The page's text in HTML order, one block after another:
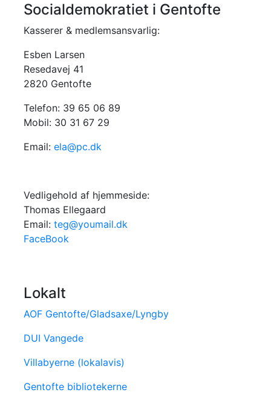
Socialdemokratiet i Gentofte
Kasserer & medlemsansvarlig:
Esben Larsen
Resedavej 41
2820 Gentofte
Telefon: 39 65 06 89
Mobil: 30 31 67 29
Email: ela@pc.dk
Vedligehold af hjemmeside:
Thomas Ellegaard
Email: teg@youmail.dk
FaceBook
Lokalt
AOF Gentofte/Gladsaxe/Lyngby
DUI Vangede
Villabyerne (lokalavis)
Gentofte bibliotekerne